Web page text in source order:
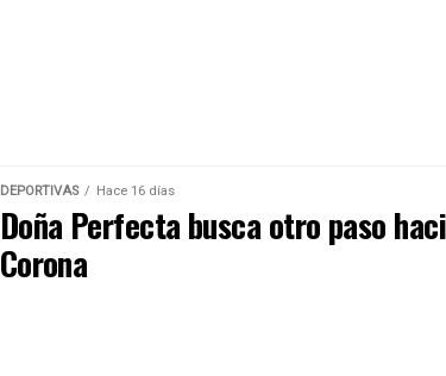
DEPORTIVAS Hace 16 días
Doña Perfecta busca otro paso
Corona